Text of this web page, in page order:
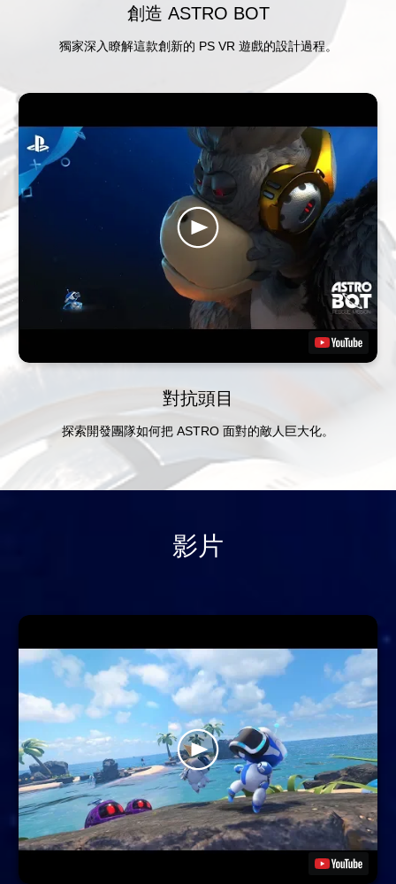
創造 ASTRO BOT
獨家深入瞭解這款創新的 PS VR 遊戲的設計過程。
對抗頭目
探索開發團隊如何把 ASTRO 面對的敵人巨大化。
影片